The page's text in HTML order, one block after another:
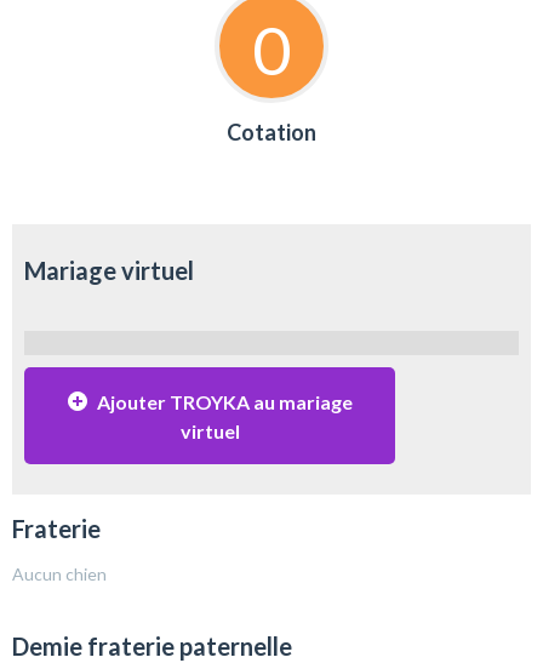
0
Cotation
Mariage virtuel
Ajouter TROYKA au mariage
virtuel
Fraterie
Aucun chien
Demie fraterie paternelle